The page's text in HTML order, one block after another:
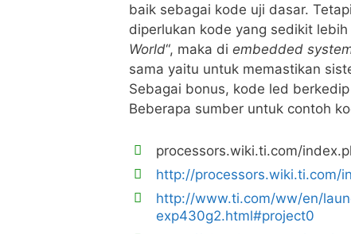
baik sebagai kode uji dasar.
diperlukan kode yang sedikit
World“, maka di embedded
sama yaitu untuk memastikan
Sebagai bonus, kode led
Beberapa sumber untuk contoh
processors.wiki.ti.com/
http://processors.wiki.ti.com/
http://www.ti.com/ww/en/
exp430g2.html#project0